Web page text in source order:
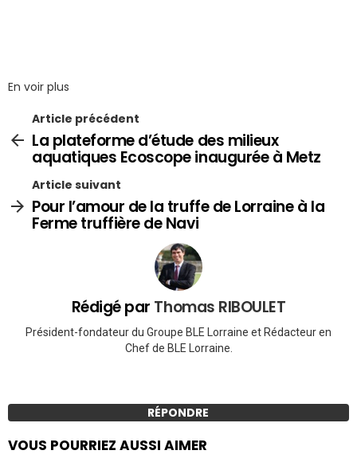
En voir plus
Article précédent
La plateforme d’étude des milieux
aquatiques Ecoscope inaugurée à Metz
Article suivant
Pour l’amour de la truffe de Lorraine à la
Ferme truffière de Navi
Rédigé par Thomas RIBOULET
Président-fondateur du Groupe BLE Lorraine et Rédacteur en
Chef de BLE Lorraine.
RÉPONDRE
VOUS POURRIEZ AUSSI AIMER